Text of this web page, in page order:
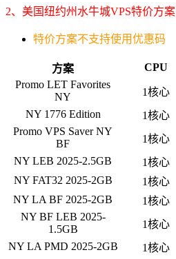
2、美国纽约州水牛城VPS特价方案
特价方案不支持使用优惠码
方案 CPU
Promo LET Favorites
NY
1核心
NY 1776 Edition
1核心
Promo VPS Saver NY
BF
1核心
NY LEB 2025-2.5GB
1核心
NY FAT32 2025-2GB
1核心
NY LA BF 2025-2GB
1核心
NY BF LEB 2025-
1.5GB
1核心
NY LA PMD 2025-2GB
1核心